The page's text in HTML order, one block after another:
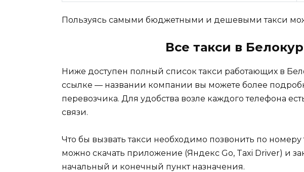
Пользуясь самыми бюджетными и дешевыми такси
Все такси в
Ниже доступен полный список такси работающих в
ссылке — названии компании вы можете более
перевозчика. Для удобства возле каждого телефона
связи.
Что бы вызвать такси необходимо позвонить по
можно скачать приложение (Яндекс Go, Taxi Driver) и
начальный и конечный пункт назначения.